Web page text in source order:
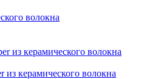
волокна
из керамического волокна